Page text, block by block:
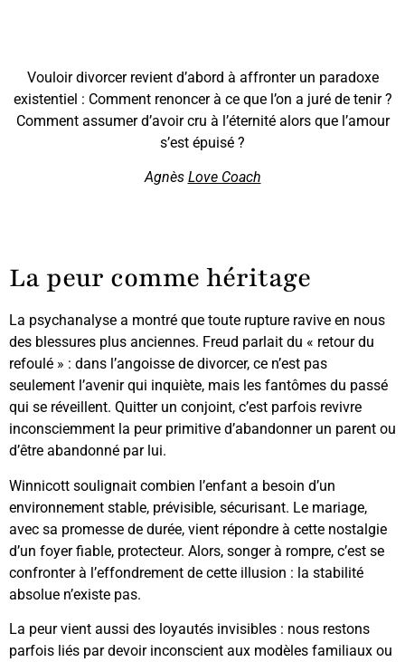
Vouloir divorcer revient d’abord à affronter un paradoxe
existentiel : Comment renoncer à ce que l’on a juré de tenir ?
Comment assumer d’avoir cru à l’éternité alors que l’amour
s’est épuisé ?
Agnès Love Coach
La peur comme héritage
La psychanalyse a montré que toute rupture ravive en nous
des blessures plus anciennes. Freud parlait du « retour du
refoulé » : dans l’angoisse de divorcer, ce n’est pas
seulement l’avenir qui inquiète, mais les fantômes du passé
qui se réveillent. Quitter un conjoint, c’est parfois revivre
inconsciemment la peur primitive d’abandonner un parent ou
d’être abandonné par lui.
Winnicott soulignait combien l’enfant a besoin d’un
environnement stable, prévisible, sécurisant. Le mariage,
avec sa promesse de durée, vient répondre à cette nostalgie
d’un foyer fiable, protecteur. Alors, songer à rompre, c’est se
confronter à l’effondrement de cette illusion : la stabilité
absolue n’existe pas.
La peur vient aussi des loyautés invisibles : nous restons
parfois liés par devoir inconscient aux modèles familiaux ou